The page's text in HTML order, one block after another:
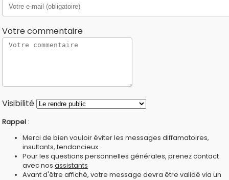
Votre commentaire
Visibilité
Rappel :
Merci de bien vouloir éviter les messages diffamatoires,
insultants, tendancieux...
Pour les questions personnelles générales, prenez contact
avec nos assistants
Avant d'être affiché, votre message devra être validé via un